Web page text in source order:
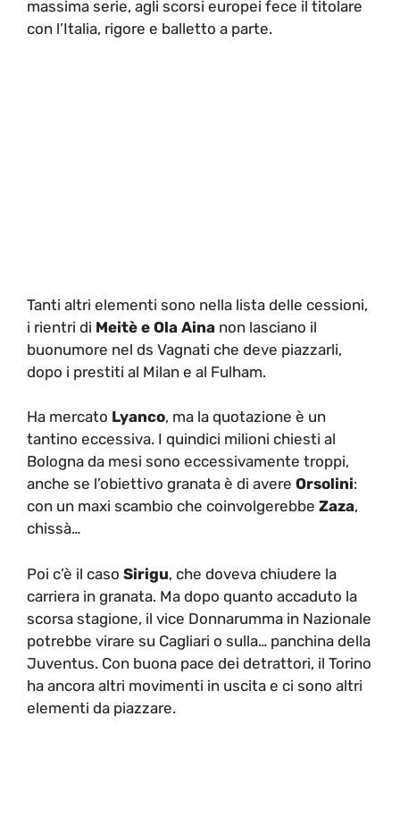
massima serie, agli scorsi europei fece il titolare
con l’Italia, rigore e balletto a parte.
Tanti altri elementi sono nella lista delle cessioni,
i rientri di Meitè e Ola Aina non lasciano il
buonumore nel ds Vagnati che deve piazzarli,
dopo i prestiti al Milan e al Fulham.
Ha mercato Lyanco, ma la quotazione è un
tantino eccessiva. I quindici milioni chiesti al
Bologna da mesi sono eccessivamente troppi,
anche se l’obiettivo granata è di avere Orsolini:
con un maxi scambio che coinvolgerebbe Zaza,
chissà…
Poi c’è il caso Sirigu, che doveva chiudere la
carriera in granata. Ma dopo quanto accaduto la
scorsa stagione, il vice Donnarumma in Nazionale
potrebbe virare su Cagliari o sulla… panchina della
Juventus. Con buona pace dei detrattori, il Torino
ha ancora altri movimenti in uscita e ci sono altri
elementi da piazzare.